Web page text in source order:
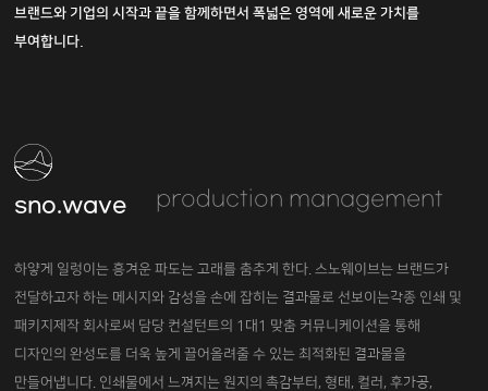
브랜드와 기업의 시작과 끝을 함께하면서 폭넓은 영역에 새로운 가치를
부여합니다.
sno.wave production management
하얗게 일렁이는 흥겨운 파도는 고래를 춤추게 한다.스노웨이브는 브랜드가
전달하고자 하는 메시지와 감성을 손에 잡히는 결과물로 선보이는각종 인쇄 및
패키지제작 회사로써 담당 컨설턴트의 1대1 맞춤 커뮤니케이션을 통해
디자인의 완성도를 더욱 높게 끌어올려줄 수 있는 최적화된 결과물을
만들어냅니다. 인쇄물에서 느껴지는 원지의 촉감부터, 형태, 컬러, 후가공,